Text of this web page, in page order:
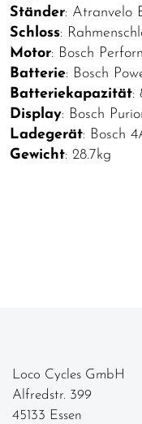
Ständer: Atranvelo
Schloss:
Motor: Bosch
Batterie: Bosch
Batteriekapazität:
Display: Bosch
Ladegerät: Bosch
Gewicht: 28.7kg
Loco Cycles GmbH
Alfredstr. 399
45133 Essen